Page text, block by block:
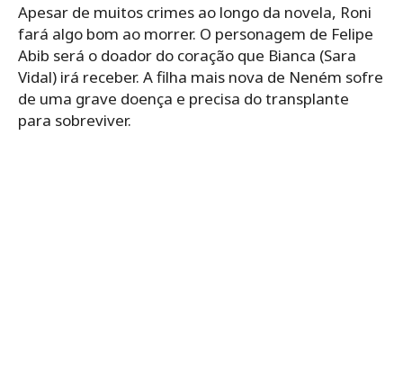
Apesar de muitos crimes ao longo da novela, Roni
fará algo bom ao morrer. O personagem de Felipe
Abib será o doador do coração que Bianca (Sara
Vidal) irá receber. A filha mais nova de Neném sofre
de uma grave doença e precisa do transplante
para sobreviver.